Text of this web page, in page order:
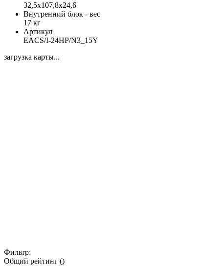
32,5x107,8x24,6
Внутренний блок - вес
17 кг
Артикул
EACS/I-24HP/N3_15Y
загрузка карты...
Фильтр:
Общий рейтинг ()